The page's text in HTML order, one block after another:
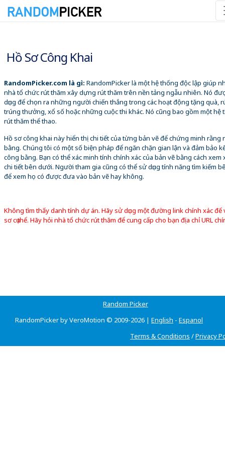
Hồ Sơ Công Khai
RandomPicker.com là gì: RandomPicker là một hệ thống độc lập giúp
nhà tổ chức rút thăm xây dựng rút thăm trên nền tảng ngẫu nhiên. Nó
dụng để chọn ra những người chiến thắng trong các hoạt động tặng quà,
trúng thưởng, xổ số hoặc những cuộc thi khác. Nó cũng bao gồm một hệ
rút thăm thể thao.
Hồ sơ công khai này hiển thị chi tiết của từng bản vẽ để chứng minh rằng
bằng. Chúng tôi có một số biện pháp để ngăn chặn gian lận và đảm bảo
công bằng. Bạn có thể xác minh tính chính xác của bản vẽ bằng cách xem
chi tiết bên dưới. Người tham gia cũng có thể sử dụng tính năng tìm kiếm
để xem họ có được đưa vào bản vẽ hay không.
Không tìm thấy danh tính dự án. Hãy sử dụng một đường link chính xác để
sơ cụ thể. Hãy hỏi nhà tổ chức rút thăm để cung cấp cho bạn địa chỉ URL
Random Picker
RandomPicker by VeroMotion © 2009-2026 | English - Espanol
Terms & Conditions /Privacy